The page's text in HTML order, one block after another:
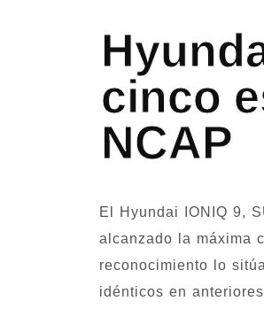
cinco
NCAP
El Hyundai IONIQ 9,
alcanzado la máxima
reconocimiento lo
idénticos en